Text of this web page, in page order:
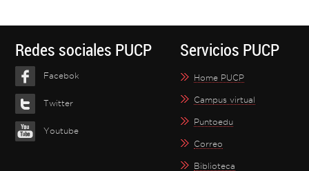
Redes sociales PUCP
Facebok
Twitter
Youtube
Servicios PUCP
Home PUCP
Campus virtual
Puntoedu
Correo
Biblioteca